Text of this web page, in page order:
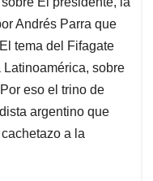
Andrés Parra que
tema del Fifagate
sobre
eso el trino de
argentino que
a la